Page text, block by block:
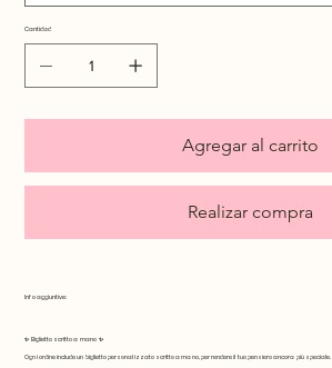
Cantidad
Agregar al carrito
Realizar compra
Info aggiuntive:
✨ Biglietto scritto a mano ✨
Ogni ordine include un biglietto personalizzato scritto a mano, per rendere il tuo pensiero ancora più speciale.